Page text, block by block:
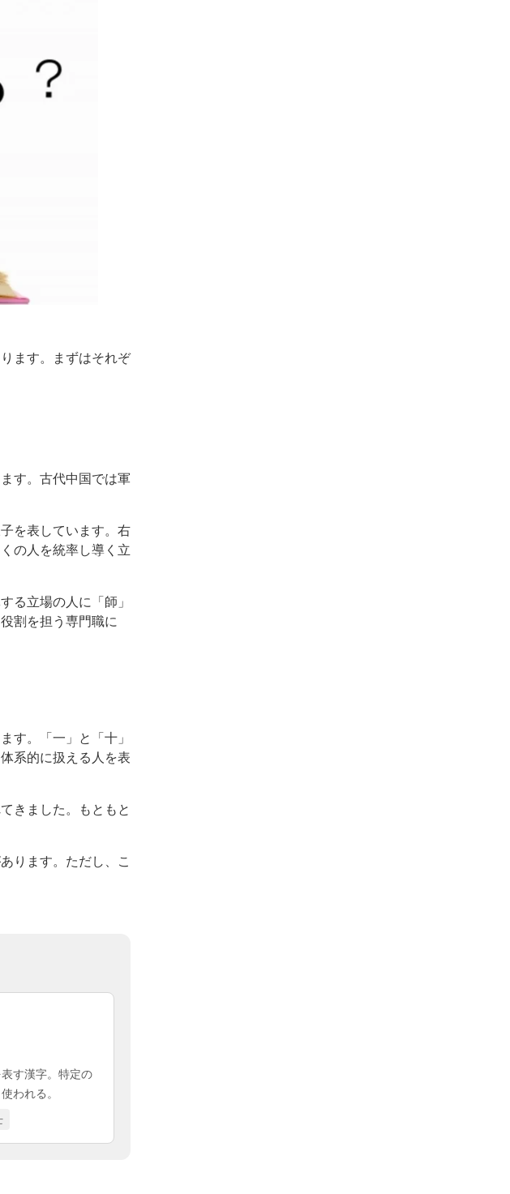
ます。まずはそれぞ
す。古代中国では軍
を表しています。右
の人を統率し導く立
る立場の人に「師」
割を担う専門職に
す。「一」と「十」
系的に扱える人を表
きました。もともと
ります。ただし、こ
す漢字。特定の
われる。